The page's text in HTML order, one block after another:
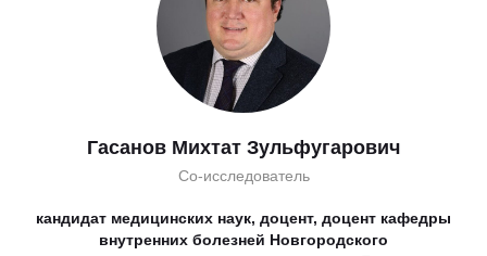
Гасанов Михтат Зульфугарович
Со-исследователь
кандидат медицинских наук, доцент, доцент кафедры
внутренних болезней Новгородского